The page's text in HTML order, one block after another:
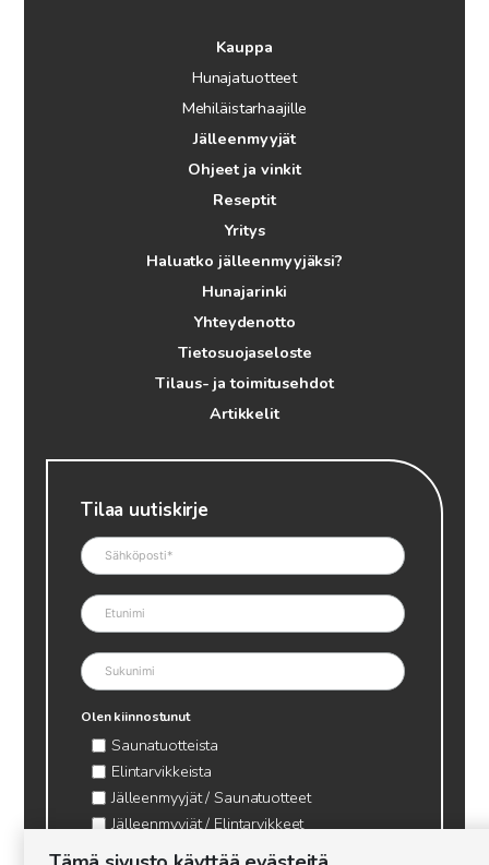
Kauppa
Hunajatuotteet
Mehiläistarhaajille
Jälleenmyyjät
Ohjeet ja vinkit
Reseptit
Yritys
Haluatko jälleenmyyjäksi?
Hunajarinki
Yhteydenotto
Tietosuojaseloste
Tilaus- ja toimitusehdot
Artikkelit
Tilaa uutiskirje
Olen kiinnostunut
Saunatuotteista
Elintarvikkeista
Jälleenmyyjät / Saunatuotteet
Jälleenmyyjät / Elintarvikkeet
Kynttilätarvikkeet & mehiläisvaha